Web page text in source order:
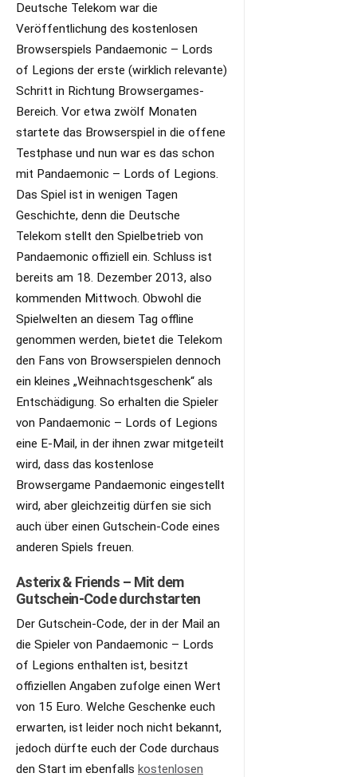
Deutsche Telekom war die
Veröffentlichung des kostenlosen
Browserspiels Pandaemonic – Lords
of Legions der erste (wirklich relevante)
Schritt in Richtung Browsergames-
Bereich. Vor etwa zwölf Monaten
startete das Browserspiel in die offene
Testphase und nun war es das schon
mit Pandaemonic – Lords of Legions.
Das Spiel ist in wenigen Tagen
Geschichte, denn die Deutsche
Telekom stellt den Spielbetrieb von
Pandaemonic offiziell ein. Schluss ist
bereits am 18. Dezember 2013, also
kommenden Mittwoch. Obwohl die
Spielwelten an diesem Tag offline
genommen werden, bietet die Telekom
den Fans von Browserspielen dennoch
ein kleines „Weihnachtsgeschenk“ als
Entschädigung. So erhalten die Spieler
von Pandaemonic – Lords of Legions
eine E-Mail, in der ihnen zwar mitgeteilt
wird, dass das kostenlose
Browsergame Pandaemonic eingestellt
wird, aber gleichzeitig dürfen sie sich
auch über einen Gutschein-Code eines
anderen Spiels freuen.
Asterix & Friends – Mit dem
Gutschein-Code durchstarten
Der Gutschein-Code, der in der Mail an
die Spieler von Pandaemonic – Lords
of Legions enthalten ist, besitzt
offiziellen Angaben zufolge einen Wert
von 15 Euro. Welche Geschenke euch
erwarten, ist leider noch nicht bekannt,
jedoch dürfte euch der Code durchaus
den Start im ebenfalls kostenlosen